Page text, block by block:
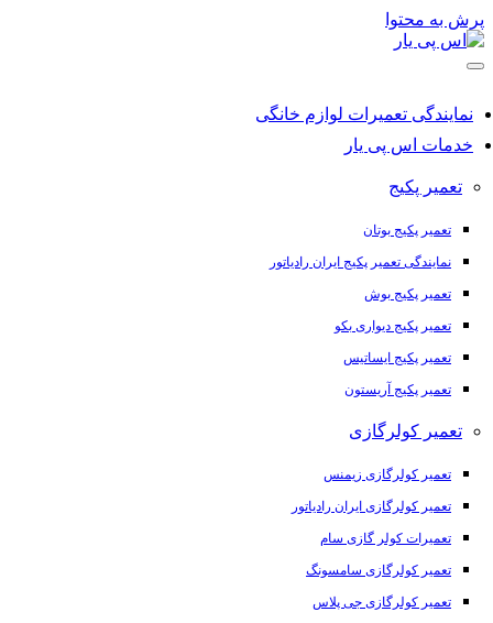
پرش به محتوا
نمایندگی تعمیرات لوازم خانگی
خدمات اس پی یار
تعمیر پکیج
تعمیر پکیج بوتان
نمایندگی تعمیر پکیج ایران رادیاتور
تعمیر پکیج بوش
تعمیر پکیج دیواری بکو
تعمیر پکیج ایساتیس
تعمیر پکیج آریستون
تعمیر کولرگازی
تعمیر کولرگازی زیمنس
تعمیر کولرگازی ایران رادیاتور
تعمیرات کولر گازی سام
تعمیر کولرگازی سامسونگ
تعمیر کولرگازی جی پلاس